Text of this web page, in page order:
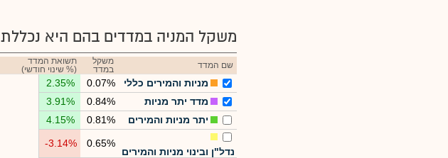
משקל המניה במדדים בהם היא נכללת
שם המדד
משקל
במדד
תשואת המדד
(% שינוי חודשי)
מניות והמירים כללי 0.07%
2.35%
מדד יתר מניות
0.84%
3.91%
יתר מניות והמירים
0.81%
4.15%
נדל"ן ובינוי מניות והמירים
0.65%
-3.14%